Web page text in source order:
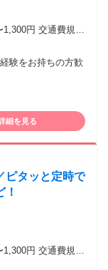
通費規定
については弊社速
式や諸条件がご
先の勤怠管理形
験をお持ちの方歓
細を見る
ピタッと定時で
通費規定